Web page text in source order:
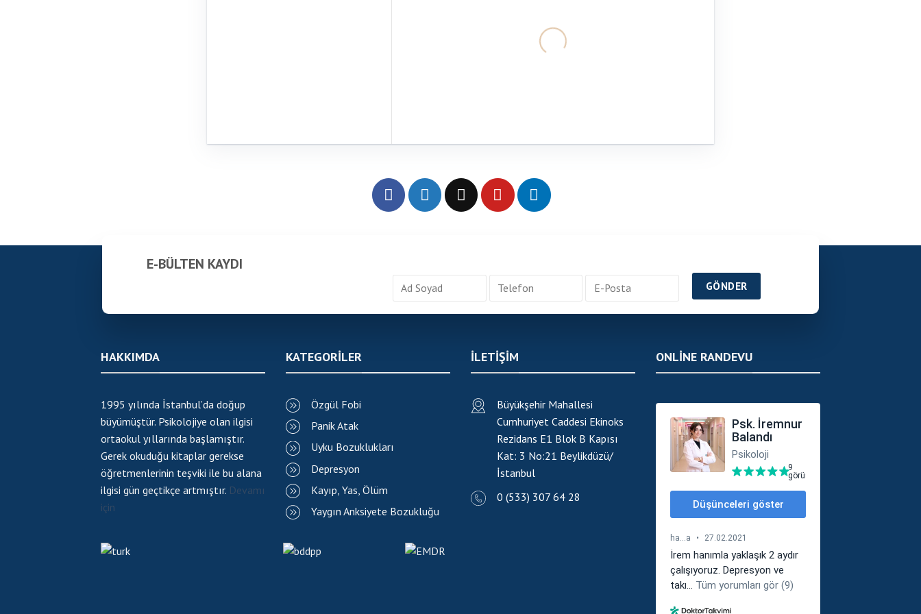
E-BÜLTEN KAYDI
HAKKIMDA
1995 yılında İstanbul’da doğup
büyümüştür. Psikolojiye olan ilgisi
ortaokul yıllarında başlamıştır.
Gerek okuduğu kitaplar gerekse
öğretmenlerinin teşviki ile bu alana
ilgisi gün geçtikçe artmıştır. Devamı
için
KATEGORİLER
Özgül Fobi
Panik Atak
Uyku Bozuklukları
Depresyon
Kayıp, Yas, Ölüm
Yaygın Anksiyete Bozukluğu
ILETIŞIM
Büyükşehir Mahallesi
Cumhuriyet Caddesi Ekinoks
Rezidans E1 Blok B Kapısı
Kat: 3 No:21 Beylikdüzü/
İstanbul
0 (533) 307 64 28
ONLINE RANDEVU